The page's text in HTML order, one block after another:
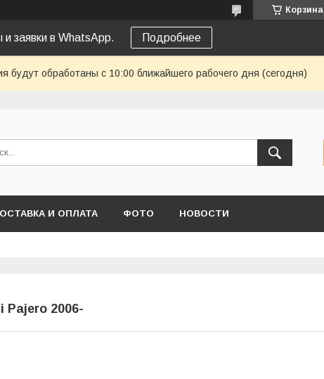
Корзина
заявки в WhatsApp. Подробнее
будут обработаны с 10:00 ближайшего рабочего дня (сегодня)
И ОПЛАТА ФОТО НОВОСТИ
2006-